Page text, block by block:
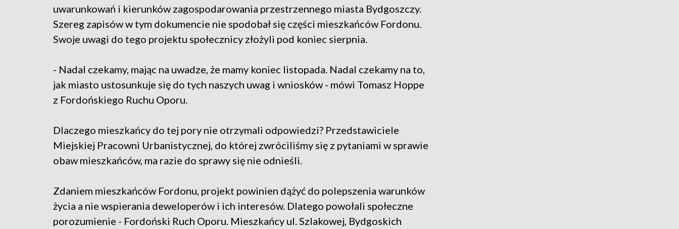
uwarunkowań i kierunków zagospodarowania przestrzennego miasta Bydgoszczy.
Szereg zapisów w tym dokumencie nie spodobał się części mieszkańców Fordonu.
Swoje uwagi do tego projektu społecznicy złożyli pod koniec sierpnia.
- Nadal czekamy, mając na uwadze, że mamy koniec listopada. Nadal czekamy na to,
jak miasto ustosunkuje się do tych naszych uwag i wniosków - mówi Tomasz Hoppe
z Fordońskiego Ruchu Oporu.
Dlaczego mieszkańcy do tej pory nie otrzymali odpowiedzi? Przedstawiciele
Miejskiej Pracowni Urbanistycznej, do której zwróciliśmy się z pytaniami w sprawie
obaw mieszkańców, ma razie do sprawy się nie odnieśli.
Zdaniem mieszkańców Fordonu, projekt powinien dążyć do polepszenia warunków
życia a nie wspierania deweloperów i ich interesów. Dlatego powołali społeczne
porozumienie - Fordoński Ruch Oporu. Mieszkańcy ul. Szlakowej, Bydgoskich